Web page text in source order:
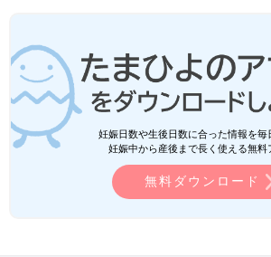
妊娠日数や生後日数に合った情報を毎
妊娠中から産後まで長く使える無料
無料ダウンロード